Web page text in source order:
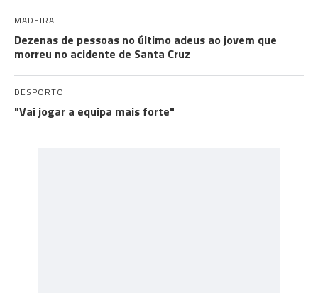
MADEIRA
Dezenas de pessoas no último adeus ao jovem que
morreu no acidente de Santa Cruz
DESPORTO
"Vai jogar a equipa mais forte"